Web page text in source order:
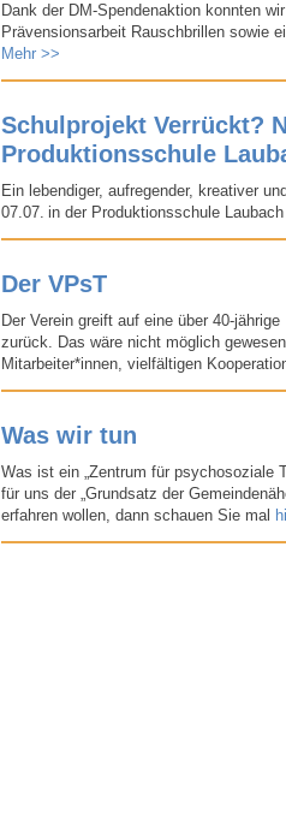
Dank der DM-​Spendenaktion konnten
Prävensionsarbeit Rauschbrillen sowie
Mehr >>
Schulprojekt Verrückt?
Produktionsschule
Ein lebendiger, aufregender, kreativer
07.07. in der Produktionsschule
Der VPsT
Der Verein greift auf eine über 40-​
zurück. Das wäre nicht möglich
Mitarbeiter*innen, vielfältigen
Was wir tun
Was ist ein „Zentrum für psychosoziale
für uns der „Grundsatz der
erfahren wollen, dann schauen Sie mal